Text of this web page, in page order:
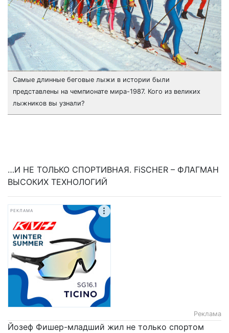
Самые длинные беговые лыжи в истории были
представлены на чемпионате мира-1987. Кого из великих
лыжников вы узнали?
…И НЕ ТОЛЬКО СПОРТИВНАЯ. FiSCHER – ФЛАГМАН
ВЫСОКИХ ТЕХНОЛОГИЙ
РЕКЛАМА
Реклама
Йозеф Фишер-младший жил не только спортом